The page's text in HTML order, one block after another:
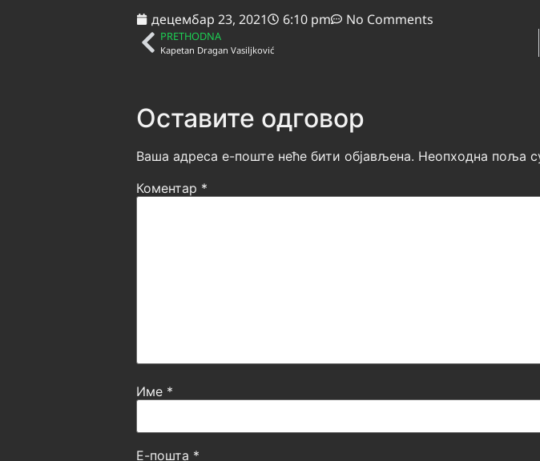
децембар 23, 2021
6:10 pm No Comments
PRETHODNA
Kapetan Dragan Vasiljković
Оставите одговор
Ваша адреса е-поште неће бити објављена. Неопходна поља
Коментар *
Име *
Е-пошта *